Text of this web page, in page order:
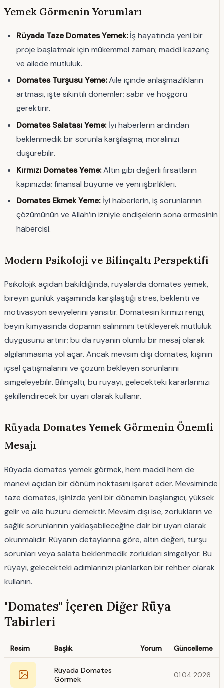
Yemek Görmenin Yorumları
Rüyada Taze Domates Yemek:İş hayatında yeni bir
proje başlatmak için mükemmel zaman; maddi kazanç
ve ailede mutluluk.
Domates Turşusu Yeme:Aile içinde anlaşmazlıkların
artması, işte sıkıntılı dönemler; sabır ve hoşgörü
gerektirir.
Domates Salatası Yeme:İyi haberlerin ardından
beklenmedik bir sorunla karşılaşma; moralinizi
düşürebilir.
Kırmızı Domates Yeme:Altın gibi değerli fırsatların
kapınızda; finansal büyüme ve yeni işbirlikleri.
Domates Ekmek Yeme:İyi haberlerin, iş sorunlarının
çözümünün ve Allah’ın izniyle endişelerin sona ermesinin
habercisi.
Modern Psikoloji ve Bilinçaltı Perspektifi
Psikolojik açıdan bakıldığında, rüyalarda domates yemek,
bireyin günlük yaşamında karşılaştığı stres, beklenti ve
motivasyon seviyelerini yansıtır. Domatesin kırmızı rengi,
beyin kimyasında dopamin salınımını tetikleyerek mutluluk
duygusunu artırır; bu da rüyanın olumlu bir mesaj olarak
algılanmasına yol açar. Ancak mevsim dışı domates, kişinin
içsel çatışmalarını ve çözüm bekleyen sorunlarını
simgeleyebilir. Bilinçaltı, bu rüyayı, gelecekteki kararlarınızı
şekillendirecek bir uyarı olarak kullanır.
Rüyada Domates Yemek Görmenin Önemli
Mesajı
Rüyada domates yemek görmek, hem maddi hem de
manevi açıdan bir dönüm noktasını işaret eder. Mevsiminde
taze domates, işinizde yeni bir dönemin başlangıcı, yüksek
gelir ve aile huzuru demektir. Mevsim dışı ise, zorlukların ve
sağlık sorunlarının yaklaşabileceğine dair bir uyarı olarak
okunmalıdır. Rüyanın detaylarına göre, altın değeri, turşu
sorunları veya salata beklenmedik zorlukları simgeliyor. Bu
rüyayı, gelecekteki adımlarınızı planlarken bir rehber olarak
kullanın.
"Domates" İçeren Diğer Rüya
Tabirleri
Resim Başlık Yorum Güncelleme
Rüyada Domates
Görmek
— 01.04.2026